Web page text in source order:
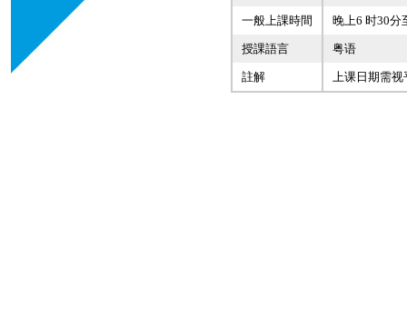
一般上課時間 晚上6 时30分
授課語言 粤语
註解 上课日期需视